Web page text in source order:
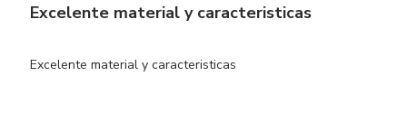
Excelente material y caracteristicas
Excelente material y caracteristicas